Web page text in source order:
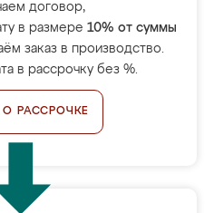
договор,
в размере 10% от суммы
заказ в производство.
в рассрочку без %.
О РАССРОЧКЕ